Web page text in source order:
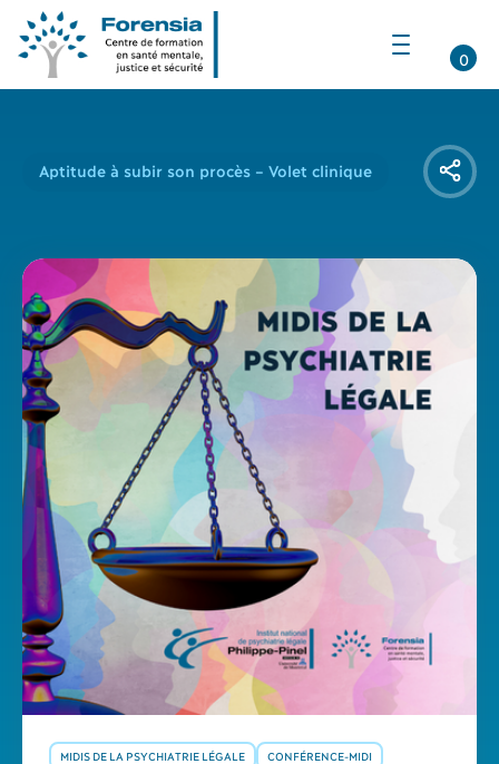
0
la
navigation
site
Aptitude à subir son procès – Volet clinique
MIDIS DE LA PSYCHIATRIE LÉGALE CONFÉRENCE-MIDI